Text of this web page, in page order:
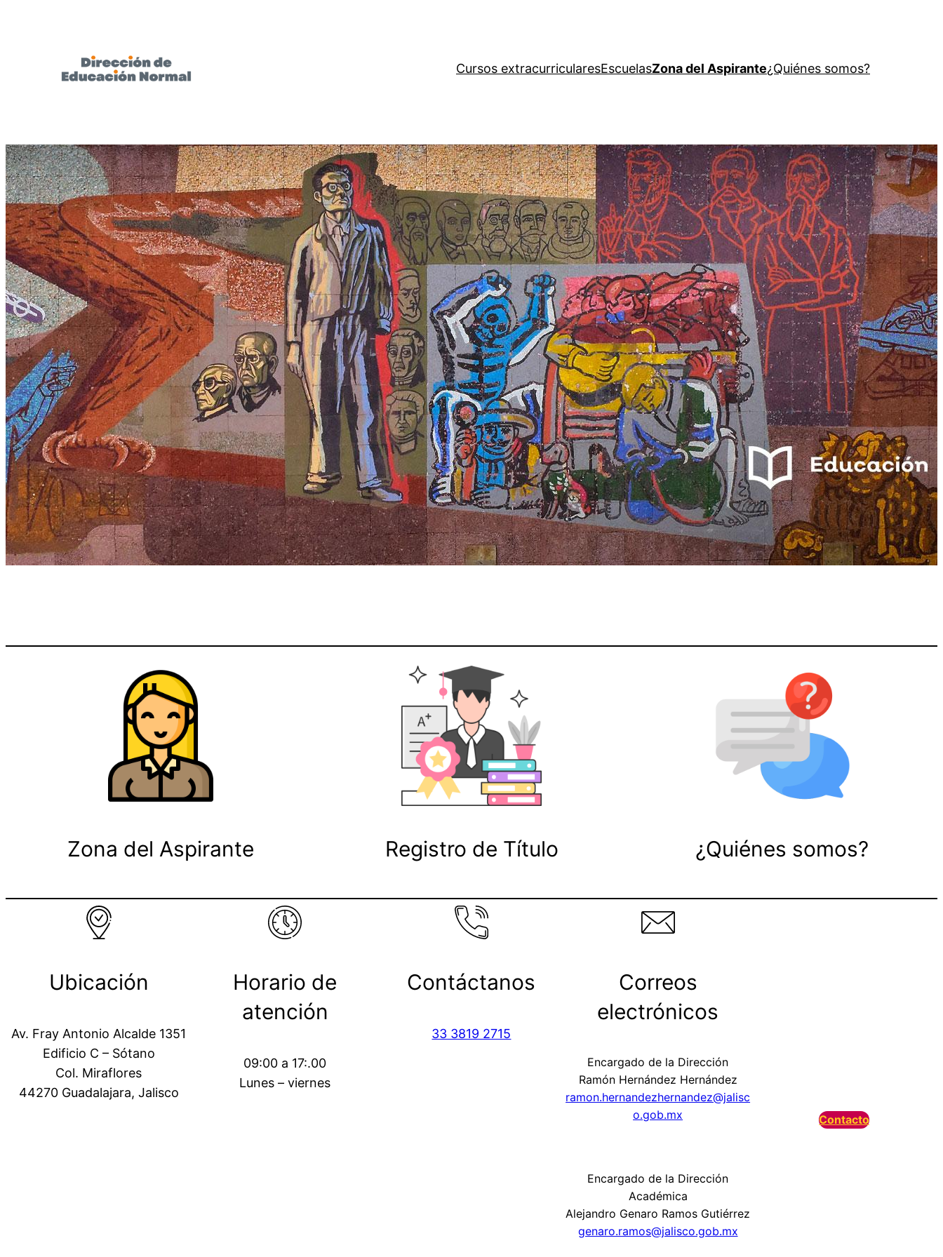
Cursos extracurricularesEscuelasZona del Aspirante¿Quiénes somos?
Zona del Aspirante Registro de Título ¿Quiénes somos?
Ubicación
Av. Fray Antonio Alcalde 1351
Edificio C – Sótano
Col. Miraflores
44270 Guadalajara, Jalisco
Horario de
atención
09:00 a 17:.00
Lunes – viernes
Contáctanos
33 3819 2715
Correos
electrónicos
Encargado de la Dirección
Ramón Hernández Hernández
ramon.hernandezhernandez@jalisc
o.gob.mx
Encargado de la Dirección
Académica
Alejandro Genaro Ramos Gutiérrez
genaro.ramos@jalisco.gob.mx
Contacto